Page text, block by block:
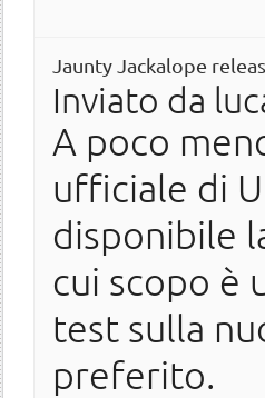
Jaunty Jackalope
Inviato da
A poco
ufficiale di
disponibile
cui scopo è
test sulla
preferito.